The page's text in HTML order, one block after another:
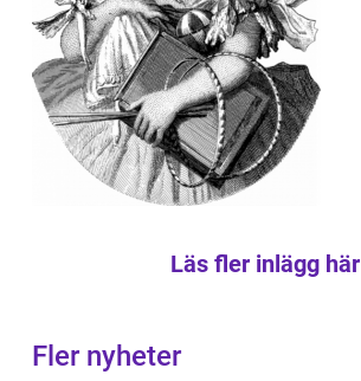
Läs fler inlägg här
Fler nyheter